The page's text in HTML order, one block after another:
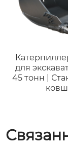
для
45 тонн |